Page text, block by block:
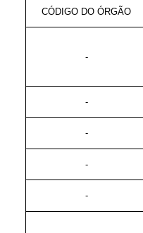
CÓDIGO DO ÓRGÃO
-
-
-
-
-